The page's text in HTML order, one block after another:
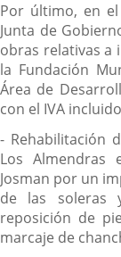
Por último, en
Junta de
obras relativas a
la Fundación
Área de
con el IVA
- Rehabilitación
Los Almendras
Josman por un
de las soleras
reposición de
marcaje de